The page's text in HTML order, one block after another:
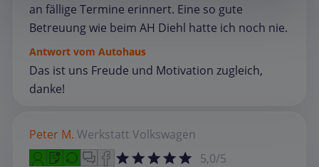
an fällige Termine erinnert. Eine so gute
Betreuung wie beim AH Diehl hatte ich noch nie.
Antwort vom Autohaus
Das ist uns Freude und Motivation zugleich,
danke!
Peter M. Werkstatt Volkswagen
5,0/5